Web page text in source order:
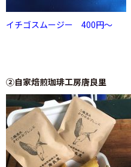
イチゴスムージー 400円～
②自家焙煎珈琲工房唐良里